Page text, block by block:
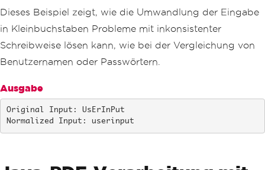
Dieses Beispiel zeigt, wie die Umwandlung der Eingabe
in Kleinbuchstaben Probleme mit inkonsistenter
Schreibweise lösen kann, wie bei der Vergleichung von
Benutzernamen oder Passwörtern.
Ausgabe
Original Input: UsErInPut
Normalized Input: userinput